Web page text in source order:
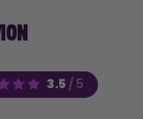
3.5 / 5